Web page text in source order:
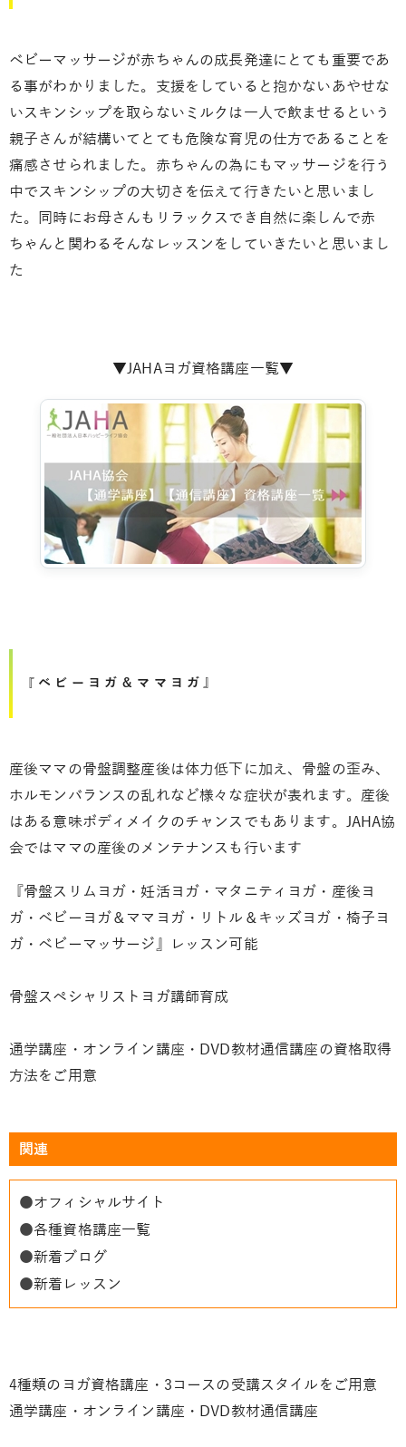
ベビーマッサージが赤ちゃんの成長発達にとても重要であ
る事がわかりました。支援をしていると抱かないあやせな
いスキンシップを取らないミルクは一人で飲ませるという
親子さんが結構いてとても危険な育児の仕方であることを
痛感させられました。赤ちゃんの為にもマッサージを行う
中でスキンシップの大切さを伝えて行きたいと思いまし
た。同時にお母さんもリラックスでき自然に楽しんで赤
ちゃんと関わるそんなレッスンをしていきたいと思いまし
た
▼JAHAヨガ資格講座一覧▼
『ベビーヨガ＆ママヨガ』
産後ママの骨盤調整産後は体力低下に加え、骨盤の歪み、
ホルモンバランスの乱れなど様々な症状が表れます。産後
はある意味ボディメイクのチャンスでもあります。JAHA協
会ではママの産後のメンテナンスも行います
『骨盤スリムヨガ・妊活ヨガ・マタニティヨガ・産後ヨ
ガ・ベビーヨガ＆ママヨガ・リトル＆キッズヨガ・椅子ヨ
ガ・ベビーマッサージ』レッスン可能
骨盤スペシャリストヨガ講師育成
通学講座・オンライン講座・DVD教材通信講座の資格取得
方法をご用意
関連
●オフィシャルサイト
●各種資格講座一覧
●新着ブログ
●新着レッスン
4種類のヨガ資格講座・3コースの受講スタイルをご用意
通学講座・オンライン講座・DVD教材通信講座